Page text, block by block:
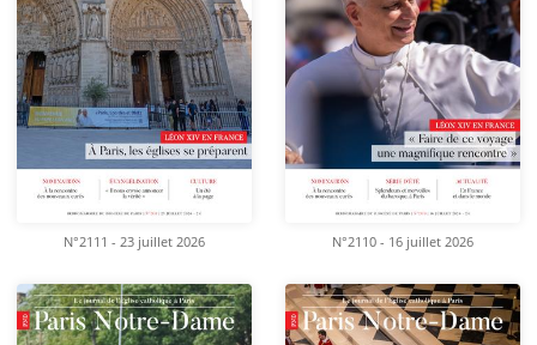
N°2111 - 23 juillet 2026 N°2110 - 16 juillet 2026